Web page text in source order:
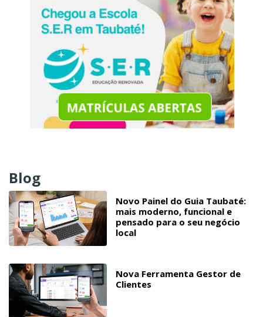
Blog
Novo Painel do Guia Taubaté:
mais moderno, funcional e
pensado para o seu negócio
local
Nova Ferramenta Gestor de
Clientes